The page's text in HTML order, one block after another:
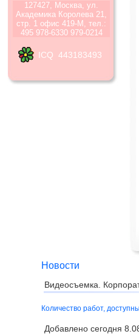
127427, Москва, ул.
Академика Королева 21,
стр. 1 офис 419-М, тел.:
495 978-6330 979-0214
ICQ 443183493
Новости
Видеосъемка.
Количество работ,
Добавлено сегодня